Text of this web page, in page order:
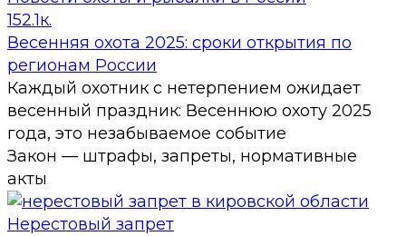
152.1к.
Весенняя охота 2025: сроки открытия по
регионам России
Каждый охотник с нетерпением ожидает
весенный праздник: Весеннюю охоту 2025
года, это незабываемое событие
Закон — штрафы, запреты, нормативные
акты
Нерестовый запрет